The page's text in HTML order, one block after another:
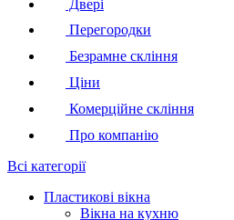
Двері
Перегородки
Безрамне скління
Ціни
Комерційне скління
Про компанію
Всі категорії
Пластикові вікна
Вікна на кухню